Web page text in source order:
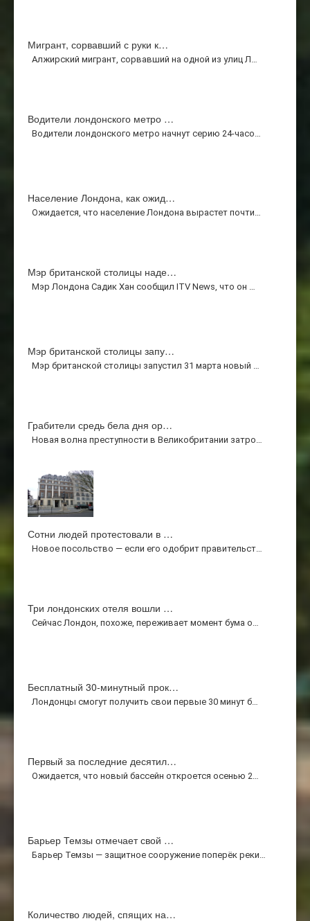
Мигрант, сорвавший с руки к…
Алжирский мигрант, сорвавший на одной из улиц Л…
Водители лондонского метро …
Водители лондонского метро начнут серию 24-часо…
Население Лондона, как ожид…
Ожидается, что население Лондона вырастет почти…
Мэр британской столицы наде…
Мэр Лондона Садик Хан сообщил ITV News, что он …
Мэр британской столицы запу…
Мэр британской столицы запустил 31 марта новый …
Грабители средь бела дня ор…
Новая волна преступности в Великобритании затро…
Сотни людей протестовали в …
Новое посольство — если его одобрит правительст…
Три лондонских отеля вошли …
Сейчас Лондон, похоже, переживает момент бума о…
Бесплатный 30-минутный прок…
Лондонцы смогут получить свои первые 30 минут б…
Первый за последние десятил…
Ожидается, что новый бассейн откроется осенью 2…
Барьер Темзы отмечает свой …
Барьер Темзы — защитное сооружение поперёк реки…
Количество людей, спящих на…